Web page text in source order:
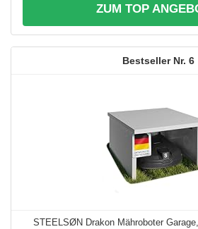
ZUM TOP
6
STEELSØN Drakon Mähroboter